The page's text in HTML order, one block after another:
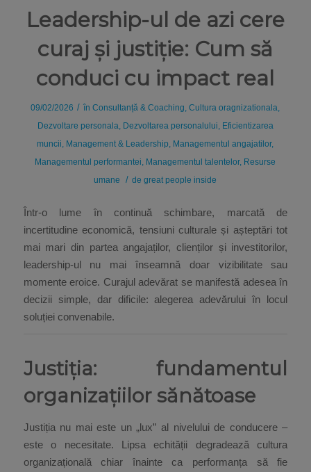
Leadership-ul de azi cere
curaj și justiție: Cum să
conduci cu impact real
09/02/2026 / înConsultanță & Coaching,Cultura oragnizationala,
Dezvoltare personala, Dezvoltarea personalului, Eficientizarea
muncii, Management & Leadership, Managementul angajatilor,
Managementul performantei, Managementul talentelor, Resurse
umane
/ degreat people inside
Într-o lume în continuă schimbare, marcată de
incertitudine economică, tensiuni culturale și așteptări tot
mai mari din partea angajaților, clienților și investitorilor,
leadership-ul nu mai înseamnă doar vizibilitate sau
momente eroice. Curajul adevărat se manifestă adesea în
decizii simple, dar dificile: alegerea adevărului în locul
soluției convenabile.
Justiția: fundamentul
organizațiilor sănătoase
Justiția nu mai este un „lux” al nivelului de conducere –
este o necesitate. Lipsa echității degradează cultura
organizațională chiar înainte ca performanța să fie